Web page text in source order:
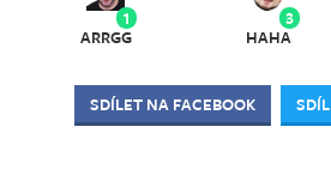
1
ARRGG
3
HAHA
SDÍLET NA FACEBOOK